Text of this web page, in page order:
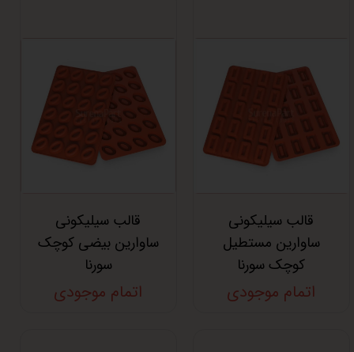
قالب سیلیکونی
ساوارین مستطیل
کوچک سورنا
اتمام موجودی
قالب سیلیکونی
ساوارین بیضی کوچک
سورنا
اتمام موجودی